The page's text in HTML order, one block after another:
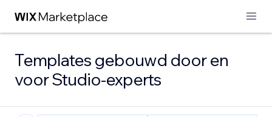
Templates gebouwd door en
voor Studio-experts